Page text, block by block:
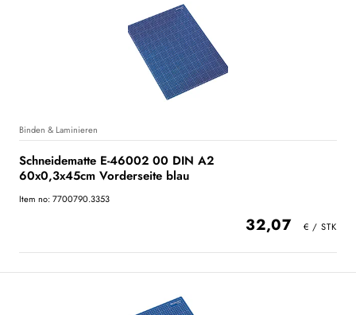
Binden & Laminieren
Schneidematte E-46002 00 DIN A2
60x0,3x45cm Vorderseite blau
Item no: 7700790.3353
32,07